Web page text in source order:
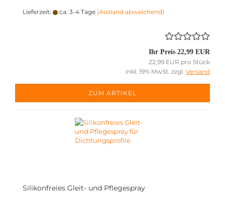
Lieferzeit: ca. 3-4 Tage (Ausland abweichend)
Ihr Preis 22,99 EUR
22,99 EUR pro Stück
inkl. 19% MwSt. zzgl. Versand
ZUM ARTIKEL
Silikonfreies Gleit- und Pflegespray